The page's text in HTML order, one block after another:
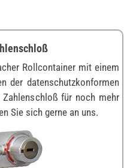
Rollcontainer mit einem
der datenschutzkonformen
für noch mehr
Sie sich gerne an uns.